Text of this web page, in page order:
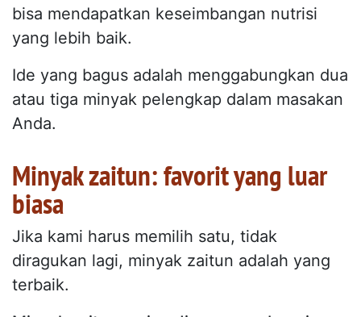
bisa mendapatkan keseimbangan nutrisi
yang lebih baik.
Ide yang bagus adalah menggabungkan dua
atau tiga minyak pelengkap dalam masakan
Anda.
Minyak zaitun: favorit yang luar
biasa
Jika kami harus memilih satu, tidak
diragukan lagi, minyak zaitun adalah yang
terbaik.